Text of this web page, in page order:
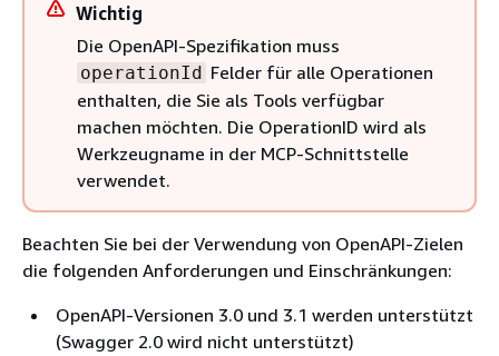
Wichtig
Die OpenAPI-Spezifikation muss
operationId Felder für alle Operationen
enthalten, die Sie als Tools verfügbar
machen möchten. Die OperationID wird als
Werkzeugname in der MCP-Schnittstelle
verwendet.
Beachten Sie bei der Verwendung von OpenAPI-Zielen
die folgenden Anforderungen und Einschränkungen:
OpenAPI-Versionen 3.0 und 3.1 werden unterstützt
(Swagger 2.0 wird nicht unterstützt)